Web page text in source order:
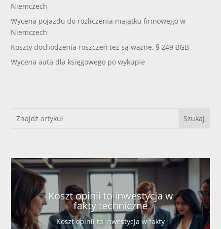
Niemczech
Wycena pojazdu do rozliczenia majątku firmowego w
Niemczech
Koszty dochodzenia roszczeń też są ważne. § 249 BGB
Wycena auta dla księgowego po wykupie
Koszt opinii to inwestycja w
fakty techniczne
Koszt opinii to inwestycja w fakty